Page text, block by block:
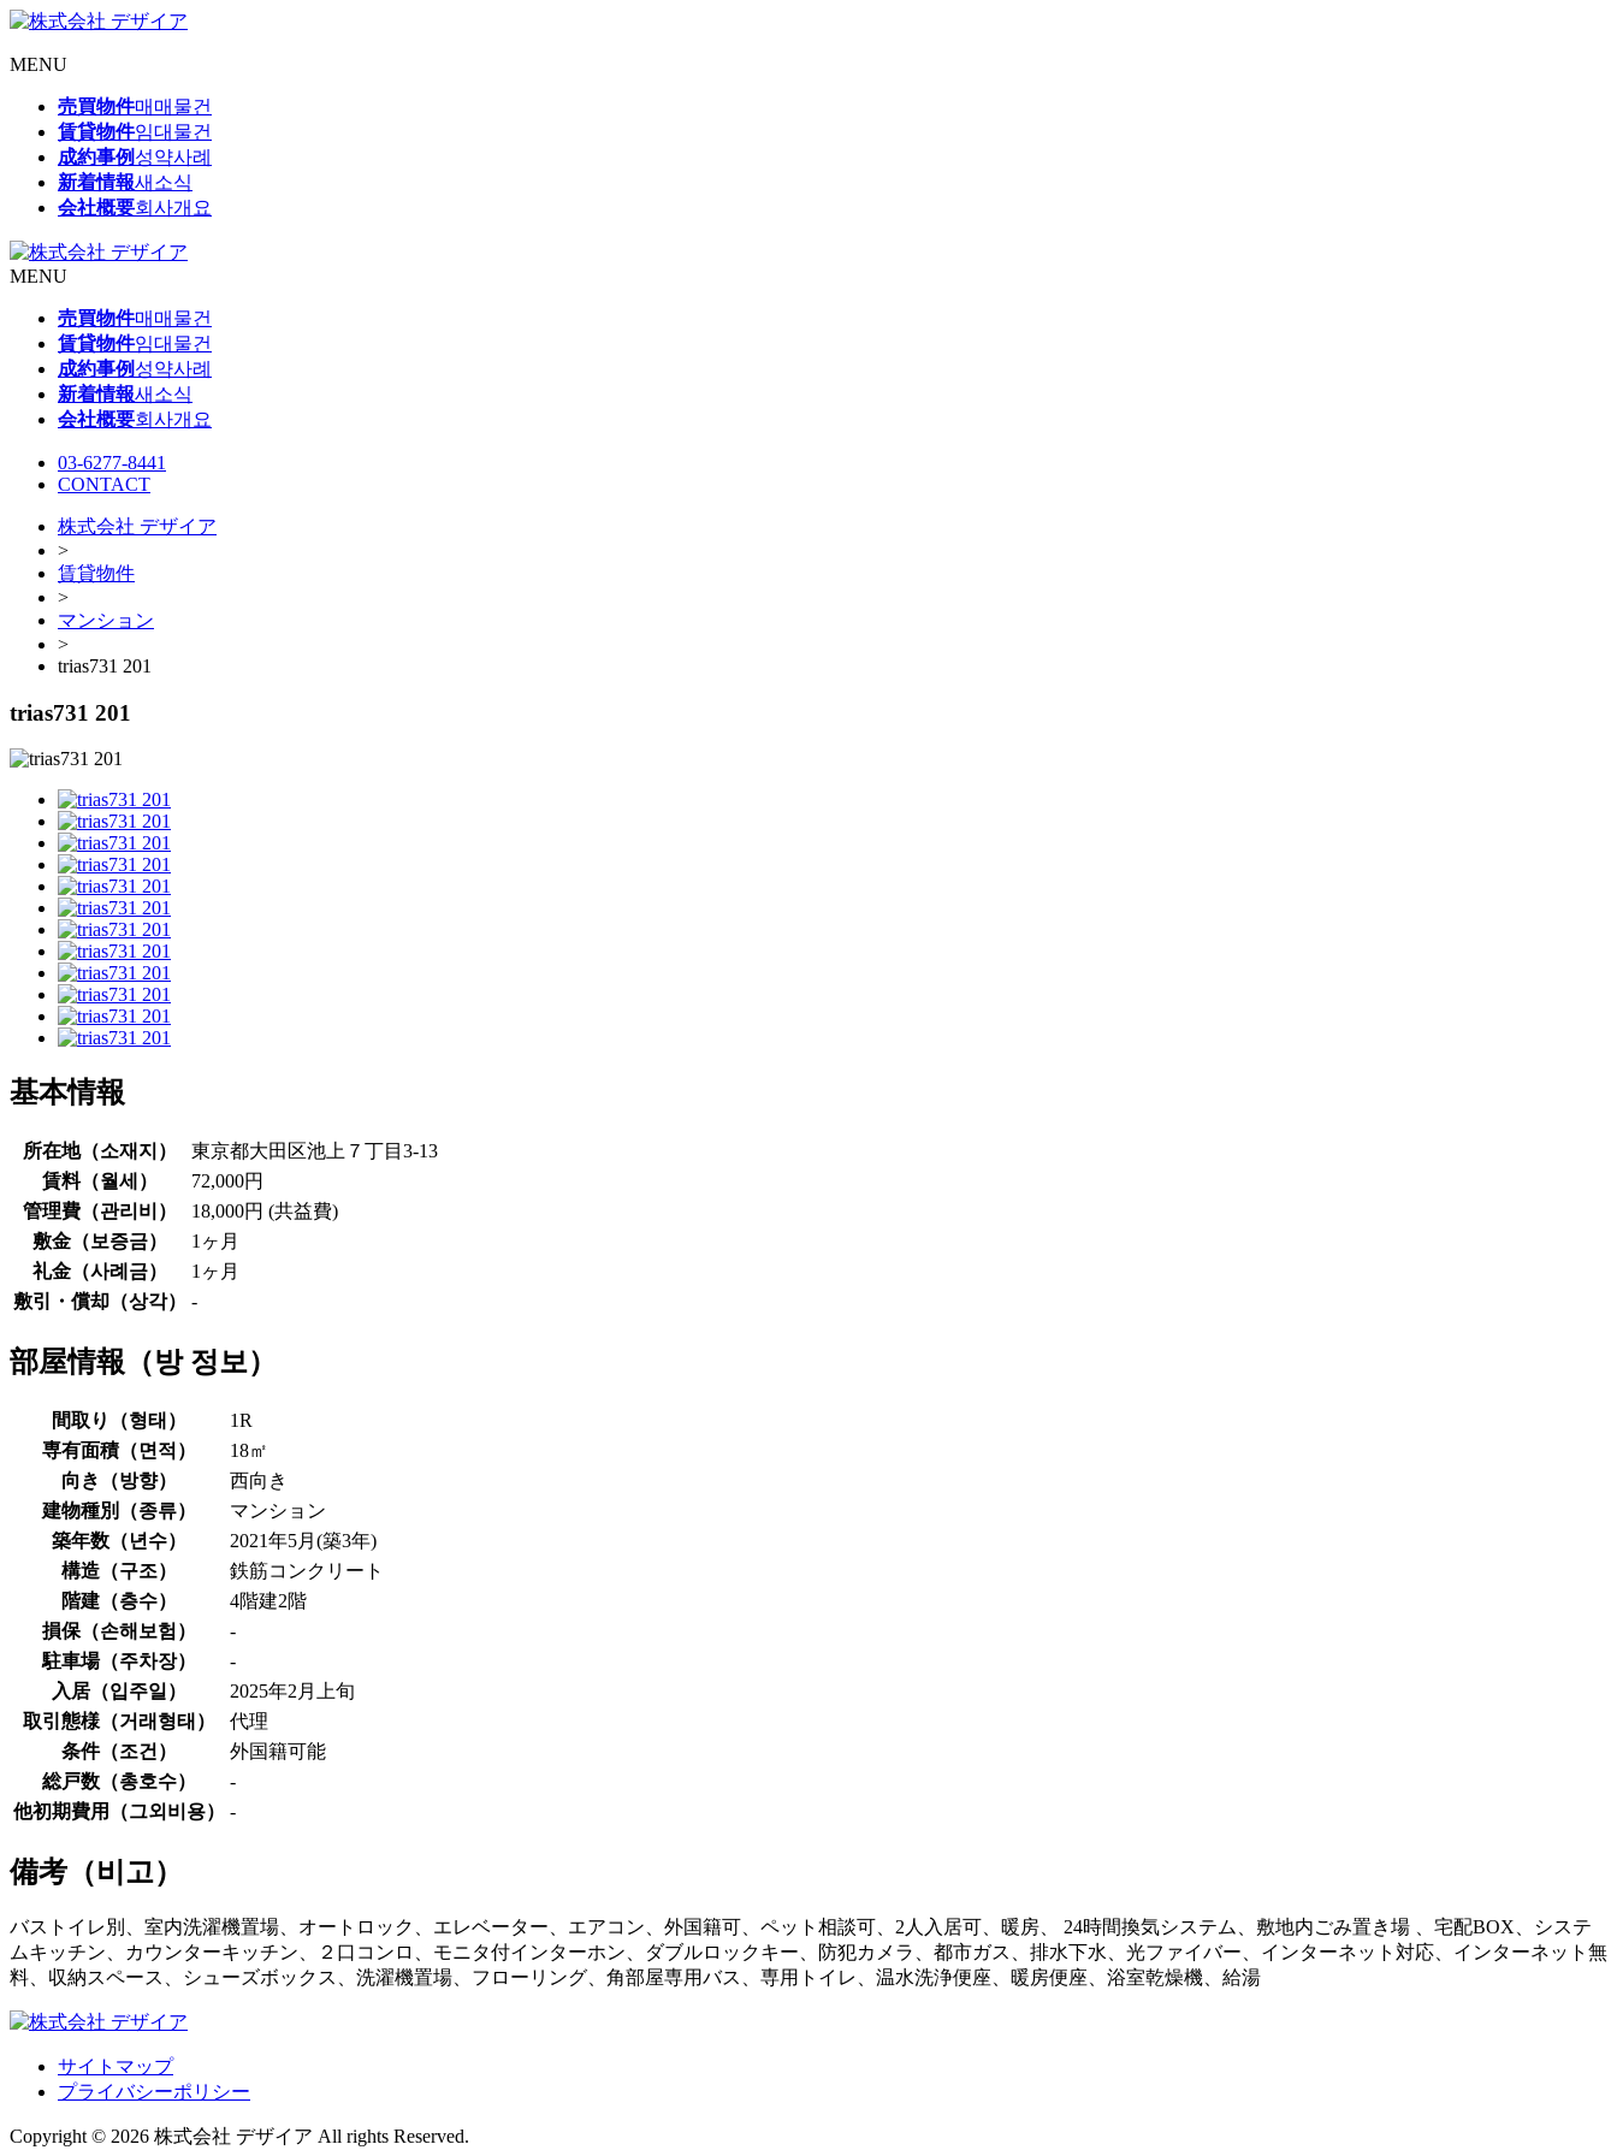
MENU
売買物件매매물건
賃貸物件임대물건
成約事例 성약사례
新着情報새소식
会社概要회사개요
MENU
売買物件매매물건
賃貸物件임대물건
成約事例 성약사례
新着情報새소식
会社概要회사개요
03-6277-8441
CONTACT
株式会社 デザイア
>
賃貸物件
>
マンション
>
trias731 201
trias731 201
基本情報
所在地（소재지 ）
東京都大田区池上７丁目3-13
賃料（월세 ）
72,000円
管理費（관리비 ）
18,000円 (共益費)
敷金（보증금）
1ヶ月
礼金（사례금）
1ヶ月
敷引・償却（상각） -
部屋情報（방 정보）
間取り（형태 ）
1R
専有面積（면적 ）
18㎡
向き（방향）
西向き
建物種別（종류）
マンション
築年数（년수）
2021年5月(築3年)
構造（구조）
鉄筋コンクリート
階建（층수）
4階建2階
損保（손해보험 ）
-
駐車場（주차장）
-
入居（입주일 ）
2025年2月上旬
取引態様（거래형태 ）
代理
条件（조건 ）
外国籍可能
総戸数（총호수）
-
他初期費用（그외비용） -
備考（비고）
バストイレ別、室内洗濯機置場、オートロック、エレベーター、エアコン、外国籍可、ペット相談可、2人入居可、暖房、 24時間換気システム、敷地内ごみ置き場 、宅配BOX、システ
ムキッチン、カウンターキッチン、２口コンロ、モニタ付インターホン、ダブルロックキー、防犯カメラ、都市ガス、排水下水、光ファイバー、インターネット対応、インターネット無
料、収納スペース、シューズボックス、洗濯機置場、フローリング、角部屋専用バス、専用トイレ、温水洗浄便座、暖房便座、浴室乾燥機、給湯
サイトマップ
プライバシーポリシー
Copyright © 2026 株式会社 デザイア All rights Reserved.